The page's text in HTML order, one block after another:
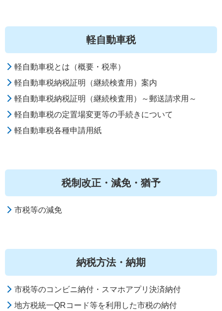
軽自動車税
軽自動車税とは（概要・税率）
軽自動車税納税証明（継続検査用）案内
軽自動車税納税証明（継続検査用）～郵送請求用～
軽自動車税の定置場変更等の手続きについて
軽自動車税各種申請用紙
税制改正・減免・猶予
市税等の減免
納税方法・納期
市税等のコンビニ納付・スマホアプリ決済納付
地方税統一QRコード等を利用した市税の納付